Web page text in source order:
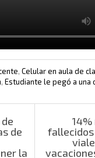
, Celular en aula de
, Estudiante le pegó a una
de
la